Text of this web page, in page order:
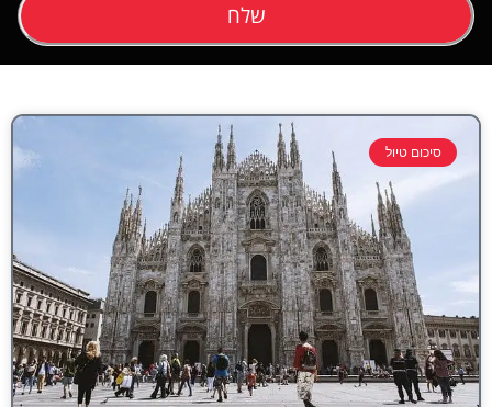
שלח
סיכום טיול